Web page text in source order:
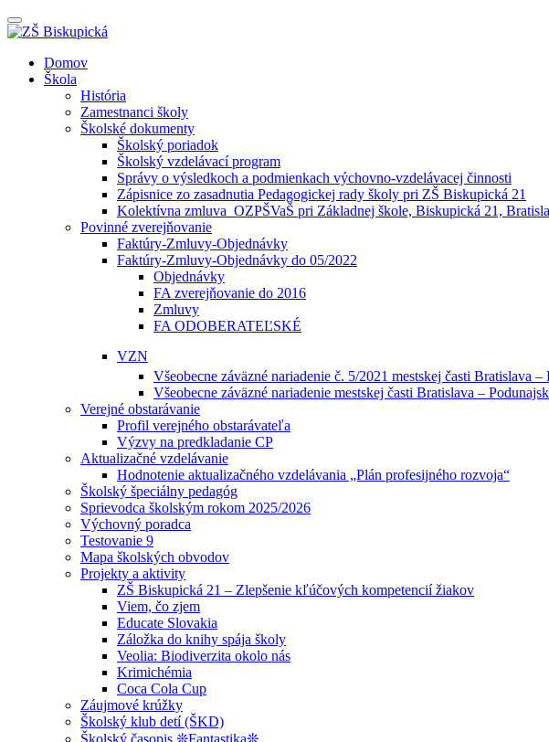
Prepínateľná
navigácia
Prejsť
Domov
Škola
História
Zamestnanci školy
Školské dokumenty
Školský poriadok
Školský vzdelávací program
Správy o výsledkoch a podmienkach výchovno-vzdelávacej činnosti
Zápisnice zo zasadnutia Pedagogickej rady školy pri ZŠ Biskupická 21
Kolektívna zmluva_OZPŠVaŠ pri Základnej škole, Biskupická 21,
Povinné zverejňovanie
Faktúry-Zmluvy-Objednávky
Faktúry-Zmluvy-Objednávky do 05/2022
Objednávky
FA zverejňovanie do 2016
Zmluvy
FA ODOBERATEĽSKÉ
VZN
Všeobecne záväzné nariadenie č. 5/2021 mestskej časti Bratislava
Všeobecne záväzné nariadenie mestskej časti Bratislava –
Verejné obstarávanie
Profil verejného obstarávateľa
Výzvy na predkladanie CP
Aktualizačné vzdelávanie
Hodnotenie aktualizačného vzdelávania „Plán profesijného rozvoja“
Školský špeciálny pedagóg
Sprievodca školským rokom 2025/2026
Výchovný poradca
Testovanie 9
Mapa školských obvodov
Projekty a aktivity
ZŠ Biskupická 21 – Zlepšenie kľúčových kompetencií žiakov
Viem, čo zjem
Educate Slovakia
Záložka do knihy spája školy
Veolia: Biodiverzita okolo nás
Krimichémia
Coca Cola Cup
Záujmové krúžky
Školský klub detí (ŠKD)
Školský časopis ❊Fantastika❊